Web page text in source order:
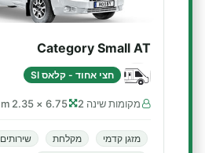
Category Small AT
חצי אחוד - קלאס SI
מקומות שינה 2 6.75 × 2.35 m
מזגן קדמי מקלחת
שירותים